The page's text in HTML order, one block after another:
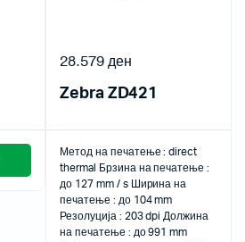
Zebra ZD421
28.579ден
Метод на печатење : direct
thermal Брзина на печатење :
до 127 mm / s Ширина на
печатење : до 104 mm
Резолуција : 203 dpi Должина
на печатење : до 991 mm